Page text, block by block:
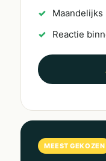
Reactie
MEEST GEKOZEN